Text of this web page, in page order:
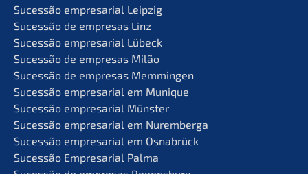
Suces­são empre­sa­ri­al Leipzig
Suces­são de empre­sas Linz
Suces­são empre­sa­ri­al Lübeck
Suces­são de empre­sas Milão
Suces­são de empre­sas Memmingen
Suces­são empre­sa­ri­al em Munique
Suces­são empre­sa­ri­al Münster
Suces­são empre­sa­ri­al em Nuremberga
Suces­são empre­sa­ri­al em Osnabrück
Suces­são Empre­sa­ri­al Palma